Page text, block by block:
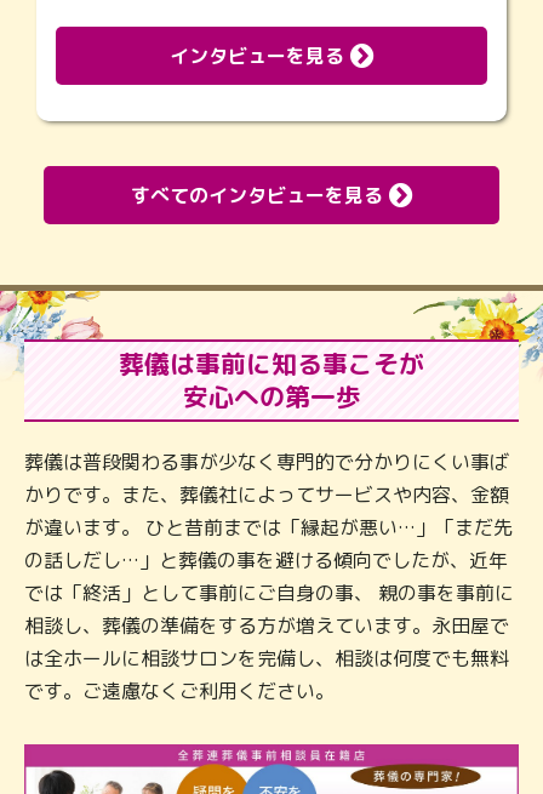
インタビューを見る
すべてのインタビューを見る
葬儀は事前に知る事こそが
安心への第一歩
葬儀は普段関わる事が少なく専門的で分かりにくい事ば
かりです。また、葬儀社によってサービスや内容、金額
が違います。 ひと昔前までは「縁起が悪い…」「まだ先
の話しだし…」と葬儀の事を避ける傾向でしたが、近年
では「終活」として事前にご自身の事、 親の事を事前に
相談し、葬儀の準備をする方が増えています。永田屋で
は全ホールに相談サロンを完備し、相談は何度でも無料
です。ご遠慮なくご利用ください。